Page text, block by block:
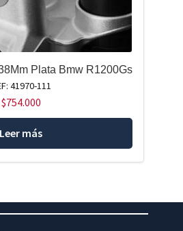
Plata Bmw R1200Gs
41970-111
$754.000
Leer más